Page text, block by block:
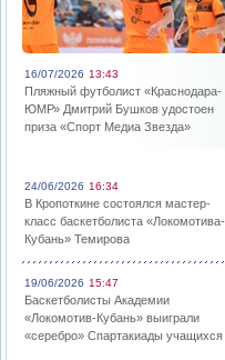
16/07/2026 13:43
Пляжный футболист «Краснодара-
ЮМР» Дмитрий Бушков удостоен
приза «Спорт Медиа Звезда»
24/06/2026 16:34
В Кропоткине состоялся мастер-
класс баскетболиста «Локомотива-
Кубань» Темирова
19/06/2026 15:47
Баскетболисты Академии
«Локомотив-Кубань» выиграли
«серебро» Спартакиады учащихся